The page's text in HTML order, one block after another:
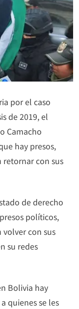
por el caso
de 2019, el
Camacho
hay presos,
retornar con sus
de derecho
políticos,
volver con sus
su redes
Bolivia hay
quienes se les